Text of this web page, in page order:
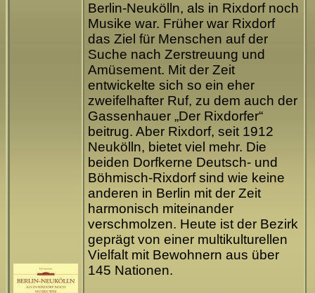
Berlin-Neukölln, als in Rixdorf noch
Musike war. Früher war Rixdorf
das Ziel für Menschen auf der
Suche nach Zerstreuung und
Amüsement. Mit der Zeit
entwickelte sich so ein eher
zweifelhafter Ruf, zu dem auch der
Gassenhauer „Der Rixdorfer“
beitrug. Aber Rixdorf, seit 1912
Neukölln, bietet viel mehr. Die
beiden Dorfkerne Deutsch- und
Böhmisch-Rixdorf sind wie keine
anderen in Berlin mit der Zeit
harmonisch miteinander
verschmolzen. Heute ist der Bezirk
geprägt von einer multikulturellen
Vielfalt mit Bewohnern aus über
145 Nationen.